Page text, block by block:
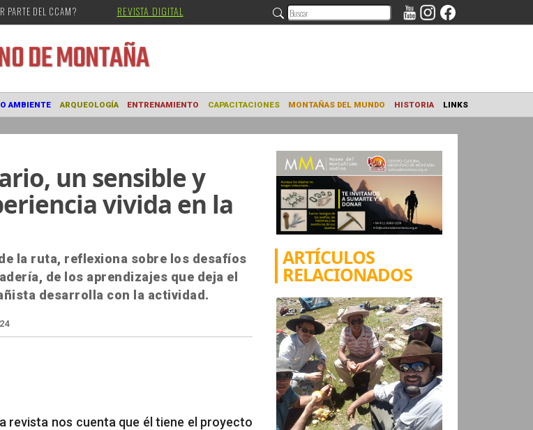
PARTE DEL CCAM? REVISTA DIGITAL
DE MONTAÑA
MEDIO AMBIENTE ARQUEOLOGÍA ENTRENAMIENTO CAPACITACIONES MONTAÑAS DEL MUNDO HISTORIA
un sensible y
vivida en la
la ruta, reflexiona sobre los desafíos
de los aprendizajes que deja el
desarrolla con la actividad.
revista nos cuenta que él tiene el proyecto
ARTÍCULOS
RELACIONADOS